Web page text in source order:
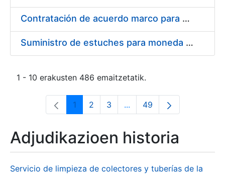
Contratación de acuerdo marco para el Suministro de Material de Electricidad para la Fábrica Nacional de Moneda y Timbre-Real Casa de la Moneda en su centro de trabajo de Burgos
Suministro de estuches para moneda de 30 €
1 - 10 erakusten 486 emaitzetatik.
Orrialdea
1 Orrialdea
2 Orrialdea
3 ...Intermediate Pages Use
Orrialdea
49
Adjudikazioen historia
Servicio de limpieza de colectores y tuberías de la